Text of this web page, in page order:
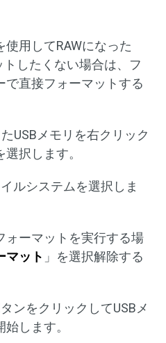
用してRAWになった
したくない場合は、フ
で直接フォーマットする
USBメモリを右クリック
選択します。
ルシステムを選択しま
ォーマットを実行する場
マット 」を選択解除する
ンをクリックしてUSBメ
します。